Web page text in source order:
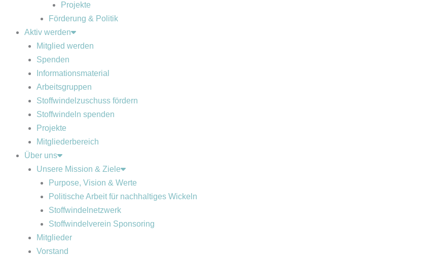
Projekte
Förderung & Politik
Aktiv werden
Mitglied werden
Spenden
Informationsmaterial
Arbeitsgruppen
Stoffwindelzuschuss fördern
Stoffwindeln spenden
Projekte
Mitgliederbereich
Über uns
Unsere Mission & Ziele
Purpose, Vision & Werte
Politische Arbeit für nachhaltiges Wickeln
Stoffwindelnetzwerk
Stoffwindelverein Sponsoring
Mitglieder
Vorstand